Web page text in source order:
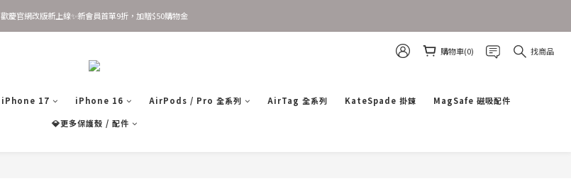
歡慶官網改版新上線✨新會員首單9折，加贈$50購物金
歡慶官網改版新上線✨新會員首單9折，加贈$50購物金
購物車(0) 找商品
iPhone 17 iPhone 16 AirPods / Pro 全系列 AirTag 全系列 KateSpade 掛鍊
MagSafe 磁吸配件
💎更多保護殼 / 配件